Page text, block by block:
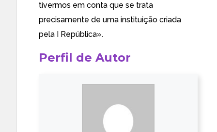
tivermos em conta que se trata
precisamente de uma instituição criada
pela I República».
Perfil de Autor